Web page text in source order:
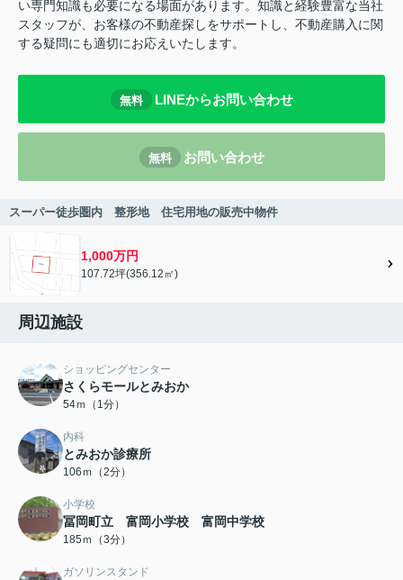
い専門知識も必要になる場面があります。知識と経験豊富な当社
スタッフが、お客様の不動産探しをサポートし、不動産購入に関
する疑問にも適切にお応えいたします。
無料 LINEからお問い合わせ
無料 お問い合わせ
スーパー徒歩圏内 整形地 住宅用地の販売中物件
1,000万円
107.72坪(356.12㎡)
周辺施設
ショッピングセンター
さくらモールとみおか
54ｍ（1分）
内科
とみおか診療所
106ｍ（2分）
小学校
冨岡町立 富岡小学校 富岡中学校
185ｍ（3分）
ガソリンスタンド